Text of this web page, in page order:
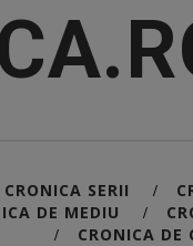
CRONICA SERII /
DE MEDIU /
/ CRONICA DE